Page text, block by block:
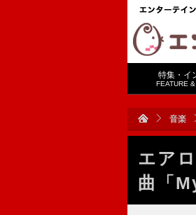
特集・イ
FEATURE
音楽
エア
曲「